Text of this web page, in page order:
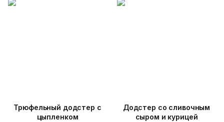
Трюфельный додстер c
цыпленком
Додстер со сливочным
сыром и курицей